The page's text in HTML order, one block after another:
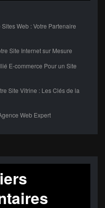
Web : Votre Partenaire
Site Internet sur Mesure
E-commerce Pour un Site
Site Vitrine : Les Clés de la
Web Expert